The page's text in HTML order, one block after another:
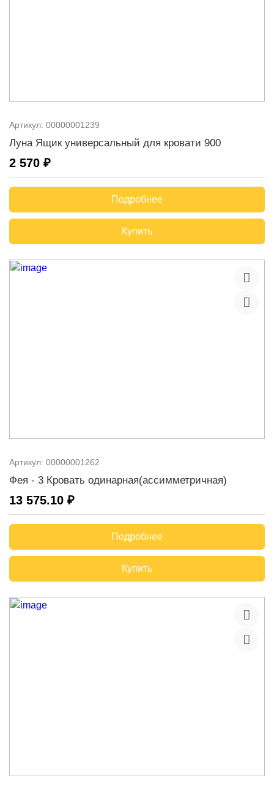
Артикул: 00000001239
Луна Ящик универсальный для кровати 900
2 570 ₽
Подробнее
Купить
Артикул: 00000001262
Фея - 3 Кровать одинарная(ассимметричная)
13 575.10 ₽
Подробнее
Купить